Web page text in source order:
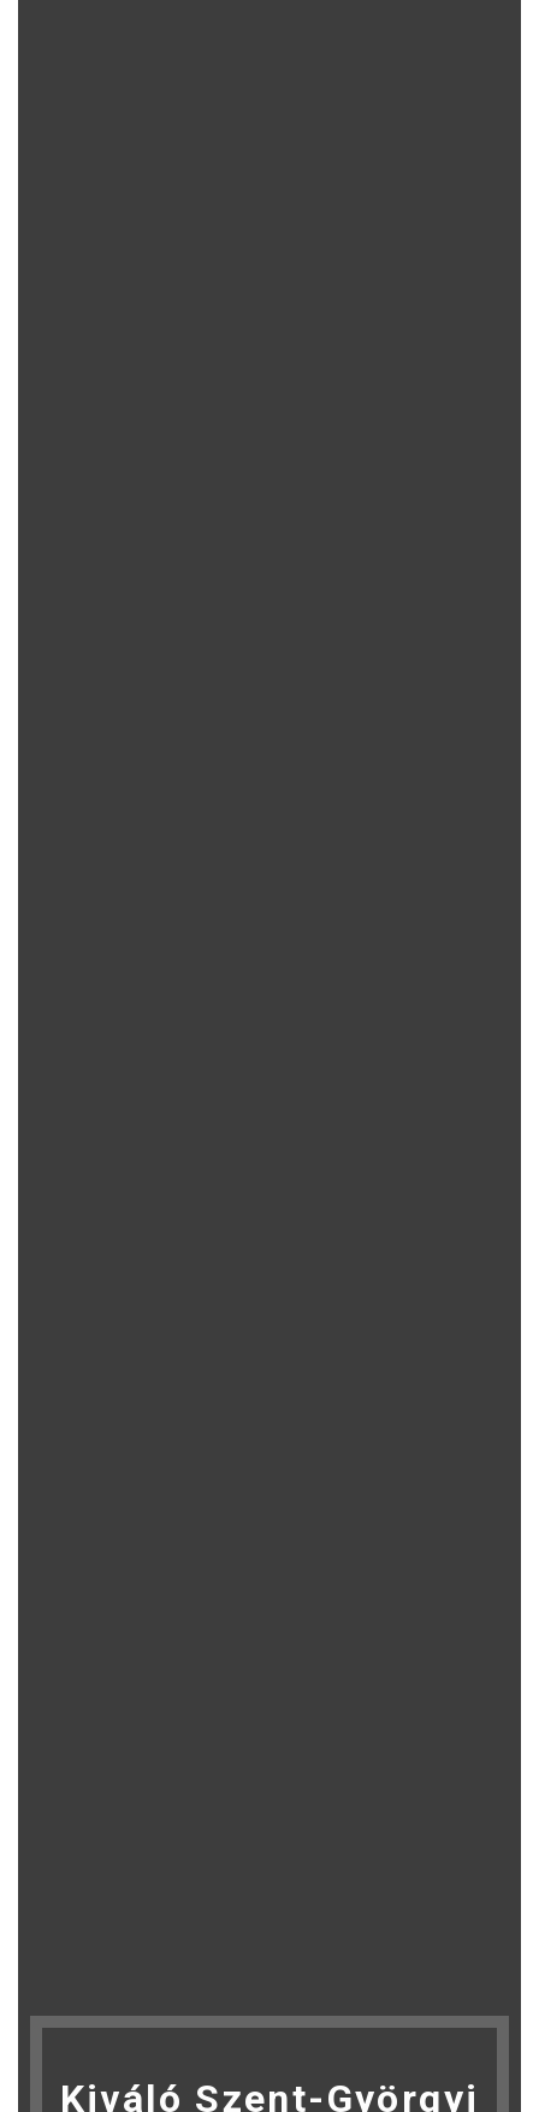
Kiváló Szent-Györgyi